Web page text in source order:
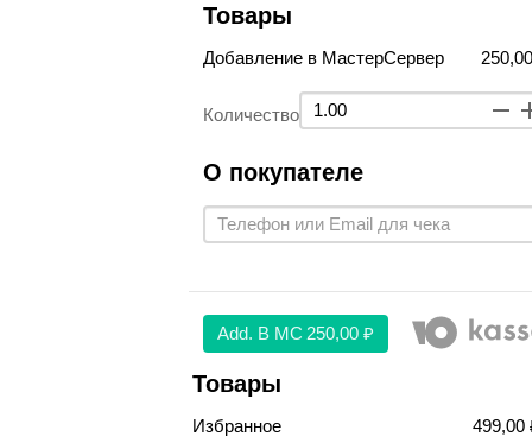
Товары
Добавление в МастерСервер
Количество
О покупателе
Аdd. В МС 250,00 ₽
Товары
Избранное 499,00